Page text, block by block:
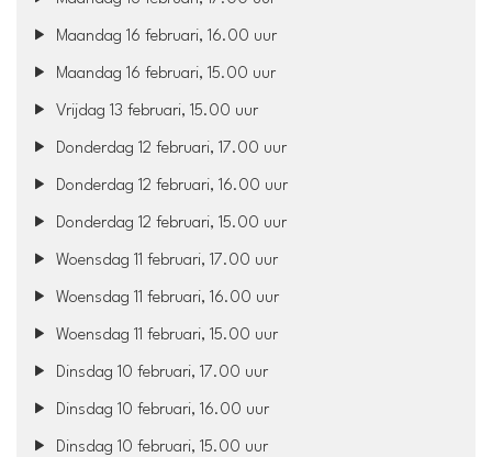
Maandag 16 februari, 16.00 uur
Maandag 16 februari, 15.00 uur
Vrijdag 13 februari, 15.00 uur
Donderdag 12 februari, 17.00 uur
Donderdag 12 februari, 16.00 uur
Donderdag 12 februari, 15.00 uur
Woensdag 11 februari, 17.00 uur
Woensdag 11 februari, 16.00 uur
Woensdag 11 februari, 15.00 uur
Dinsdag 10 februari, 17.00 uur
Dinsdag 10 februari, 16.00 uur
Dinsdag 10 februari, 15.00 uur